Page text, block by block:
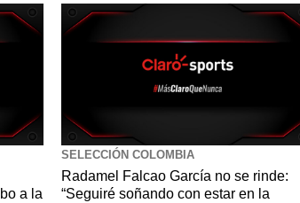
a la
SELECCIÓN COLOMBIA
Radamel Falcao García no se rinde:
“Seguiré soñando con estar en la